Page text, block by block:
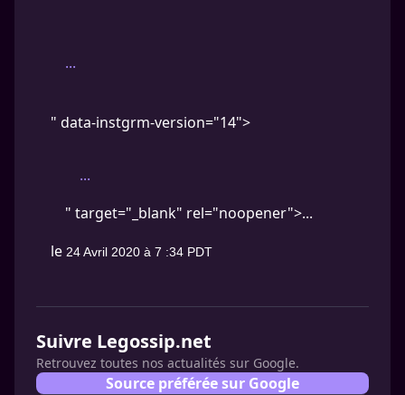
...
" data-instgrm-version="14">
...
" target="_blank" rel="noopener">...
le 24 Avril 2020 à 7 :34 PDT
Suivre Legossip.net
Retrouvez toutes nos actualités sur Google.
Source préférée sur Google